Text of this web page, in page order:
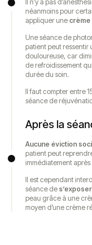
Il n’y a pas
néanmoins pour
appliquer une
Une séance de
patient peut ressentir
douloureuse, car
de refroidissement
durée du soin.
Il faut compter entre
séance de
Après la
Aucune éviction
patient peut
immédiatement
Il est cependant
séance de
peau grâce à une
moyen d’une crème